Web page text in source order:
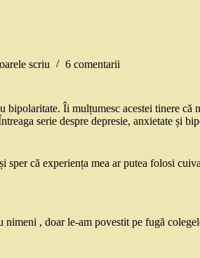
scriu 6 comentarii
Îi mulțumesc acestei tinere că
serie despre depresie, anxietate și
sper că experiența mea ar putea folosi
, doar le-am povestit pe fugă